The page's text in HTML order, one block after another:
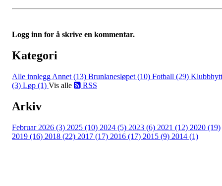
Logg inn for å skrive en kommentar.
Kategori
Alle innlegg Annet (13) Brunlanesløpet (10) Fotball (29)
(3) Løp (1) Vis alle RSS
Arkiv
Februar 2026 (3) 2025 (10) 2024 (5) 2023 (6) 2021 (12) 2020 (19)
2019 (16) 2018 (22) 2017 (17) 2016 (17) 2015 (9) 2014 (1)